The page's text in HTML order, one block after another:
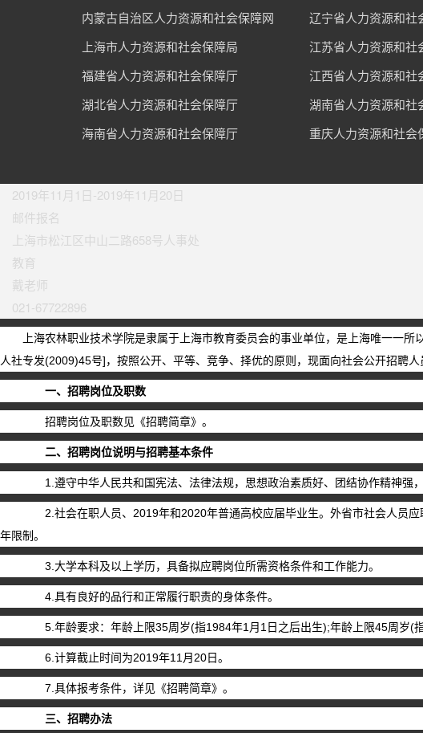
内蒙古自治区人力资源和社会保障网
辽宁省人力资源和社
上海市人力资源和社会保障局
江苏省人力资源和社
福建省人力资源和社会保障厅
江西省人力资源和社
湖北省人力资源和社会保障厅
湖南省人力资源和社
海南省人力资源和社会保障厅
重庆人力资源和社会
2019年11月1日-2019年11月20日
邮件报名
上海市松江区中山二路658号人事处
教育
戴老师
021-67722896
上海农林职业技术学院是隶属于上海市教育委员会的事业单位，是上海唯一一
人社专发(2009)45号]，按照公开、平等、竞争、择优的原则，现面向社会公开招聘人
一、招聘岗位及职数
招聘岗位及职数见《招聘简章》。
二、招聘岗位说明与招聘基本条件
1.遵守中华人民共和国宪法、法律法规，思想政治素质好、团结协作精神强，
2.社会在职人员、2019年和2020年普通高校应届毕业生。外省市社会人员应
年限制。
3.大学本科及以上学历，具备拟应聘岗位所需资格条件和工作能力。
4.具有良好的品行和正常履行职责的身体条件。
5.年龄要求：年龄上限35周岁(指1984年1月1日之后出生);年龄上限45周岁(指
6.计算截止时间为2019年11月20日。
7.具体报考条件，详见《招聘简章》。
三、招聘办法